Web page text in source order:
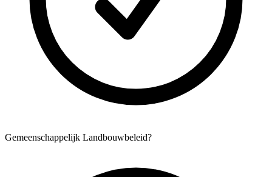
Gemeenschappelijk Landbouwbeleid?